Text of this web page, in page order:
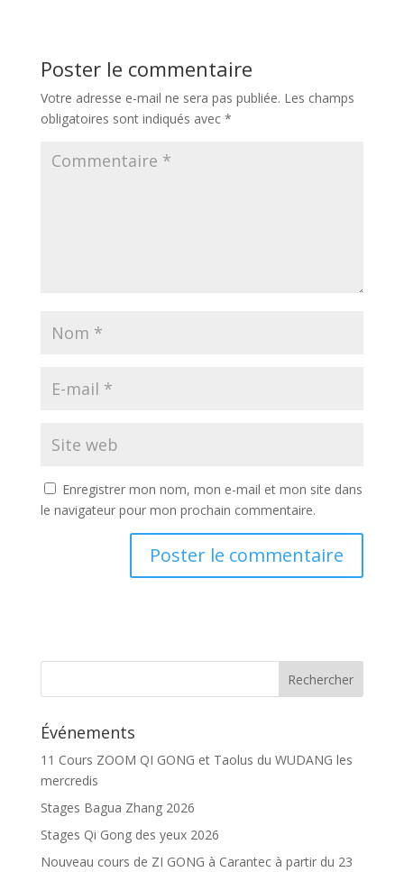
Poster le commentaire
Votre adresse e-mail ne sera pas publiée. Les champs
obligatoires sont indiqués avec *
Enregistrer mon nom, mon e-mail et mon site dans
le navigateur pour mon prochain commentaire.
Événements
11 Cours ZOOM QI GONG et Taolus du WUDANG les
mercredis
Stages Bagua Zhang 2026
Stages Qi Gong des yeux 2026
Nouveau cours de ZI GONG à Carantec à partir du 23